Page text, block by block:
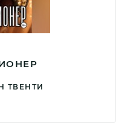
ТВЕНТИ